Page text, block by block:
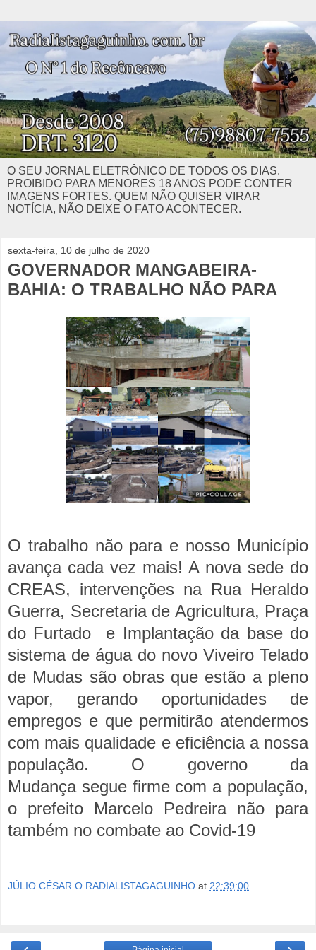
O SEU JORNAL ELETRÔNICO DE TODOS OS DIAS.
PROIBIDO PARA MENORES 18 ANOS PODE CONTER
IMAGENS FORTES. QUEM NÃO QUISER VIRAR
NOTÍCIA, NÃO DEIXE O FATO ACONTECER.
sexta-feira, 10 de julho de 2020
GOVERNADOR MANGABEIRA-
BAHIA: O TRABALHO NÃO PARA
O trabalho não para e nosso Município
avança cada vez mais! A nova sede do
CREAS, intervenções na Rua Heraldo
Guerra, Secretaria de Agricultura, Praça
do Furtado e Implantação da base do
sistema de água do novo Viveiro Telado
de Mudas são obras que estão a pleno
vapor, gerando oportunidades de
empregos e que permitirão atendermos
com mais qualidade e eficiência a nossa
população. O governo da
Mudança segue firme com a população,
o prefeito Marcelo Pedreira não para
também no combate ao Covid-19
JÚLIO CÉSAR O RADIALISTAGAGUINHO at 22:39:00